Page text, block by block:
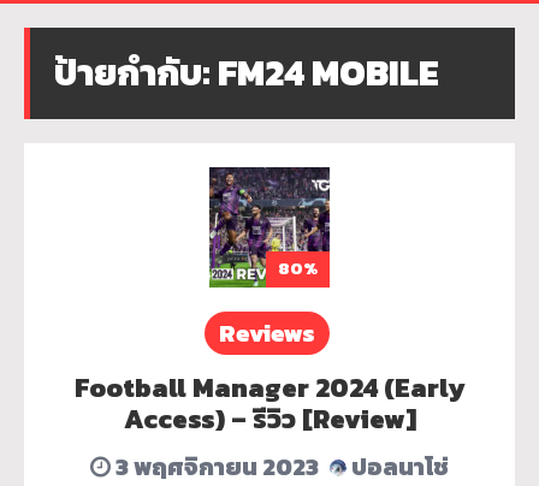
ป้ายกำกับ:FM24 MOBILE
80%
Reviews
Football Manager 2024 (Early
Access) – รีวิว [Review]
3 พฤศจิกายน 2023
ปอลนาโช่